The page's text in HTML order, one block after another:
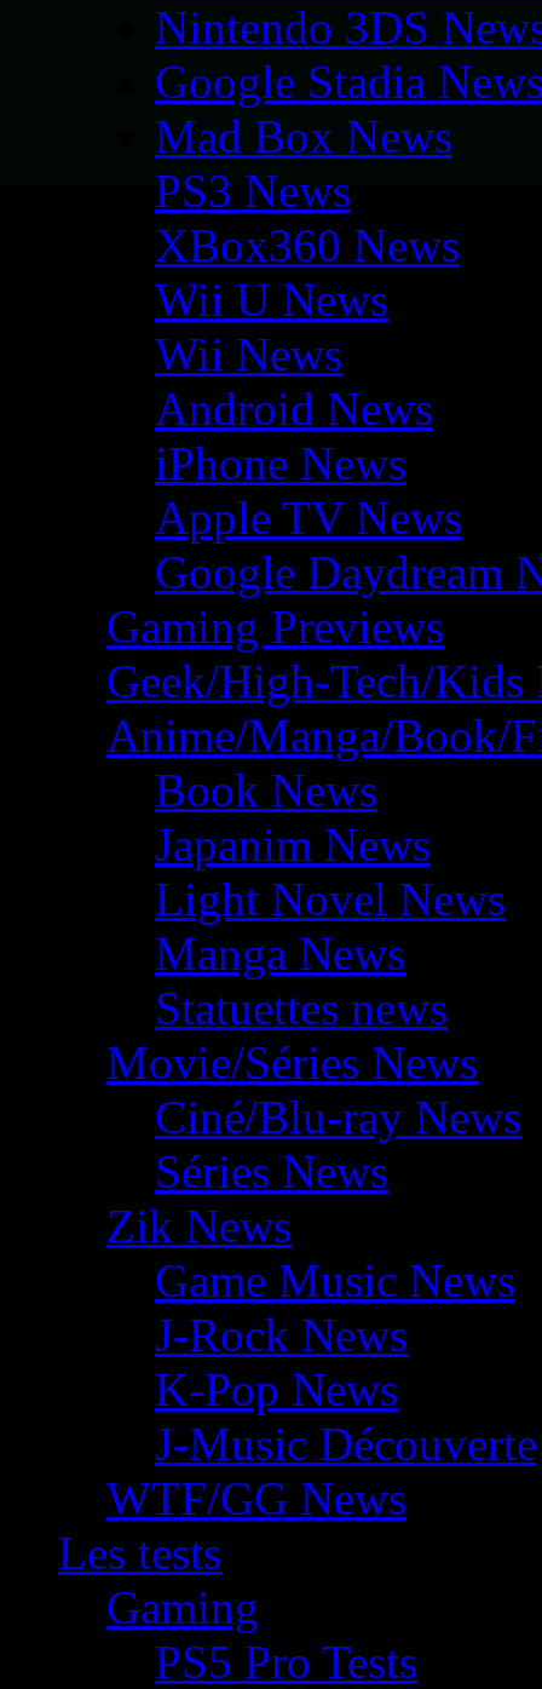
Nintendo 3DS
Google Stadia
Mad Box News
PS3 News
XBox360 News
Wii U News
Wii News
Android News
iPhone News
Apple TV News
Google Daydream
Gaming Previews
Geek/High-Tech/Kids
Anime/Manga/Book/
Book News
Japanim News
Light Novel News
Manga News
Statuettes news
Movie/Séries News
Ciné/Blu-ray News
Séries News
Zik News
Game Music News
J-Rock News
K-Pop News
J-Music Découverte
WTF/GG News
Les tests
Gaming
PS5 Pro Tests